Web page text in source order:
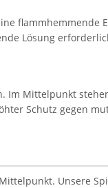
flammhemmende
Lösung
Im Mittelpunkt
Schutz gegen
Unsere